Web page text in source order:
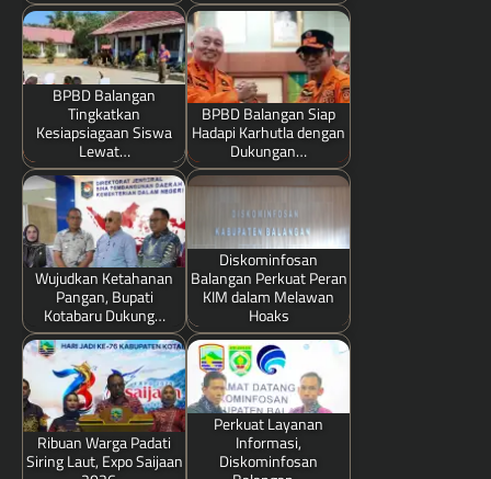
BPBD Balangan
Tingkatkan
Kesiapsiagaan Siswa
Lewat…
BPBD Balangan Siap
Hadapi Karhutla dengan
Dukungan…
Wujudkan Ketahanan
Pangan, Bupati
Kotabaru Dukung…
Diskominfosan
Balangan Perkuat Peran
KIM dalam Melawan
Hoaks
Ribuan Warga Padati
Siring Laut, Expo Saijaan
Perkuat Layanan
Informasi,
Diskominfosan